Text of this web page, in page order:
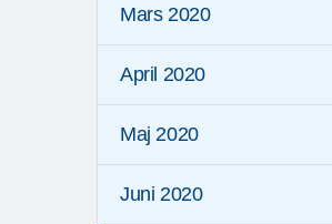
Mars 2020
April 2020
Maj 2020
Juni 2020